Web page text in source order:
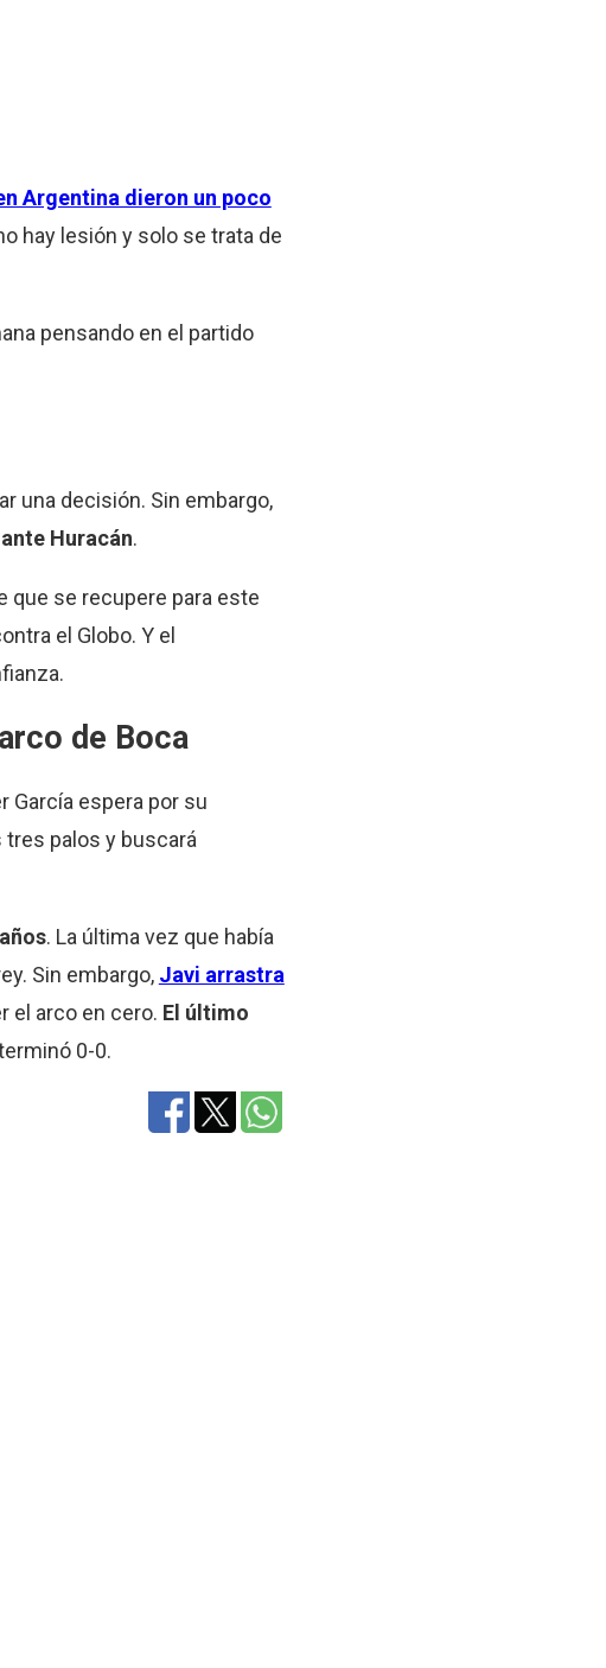
Argentina dieron un poco
hay lesión y solo se trata de
pensando en el partido
una decisión. Sin embargo,
Huracán.
que se recupere para este
el Globo. Y el
de Boca
García espera por su
tres palos y buscará
. La última vez que había
Sin embargo, Javi arrastra
el arco en cero. El último
0-0.